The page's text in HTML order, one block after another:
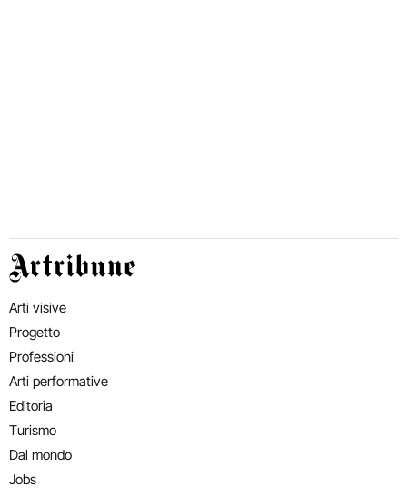
Artribune
Arti visive
Progetto
Professioni
Arti performative
Editoria
Turismo
Dal mondo
Jobs